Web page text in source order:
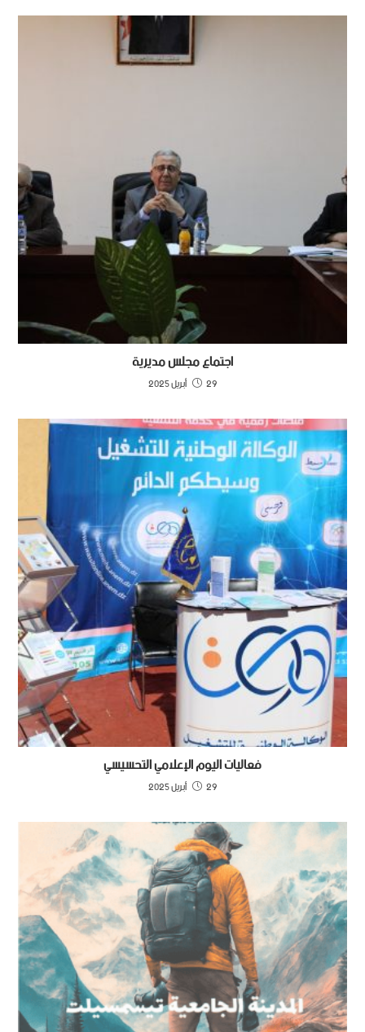
اجتماع مجلس مديرية
29 أبريل 2025
فعاليات اليوم الإعلامي التحسيسي
29 أبريل 2025